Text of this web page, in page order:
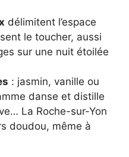
délimitent l’espace
le toucher, aussi
sur une nuit étoilée
: jasmin, vanille ou
danse et distille
La Roche-sur-Yon
doudou, même à